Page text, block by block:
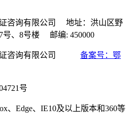
咨询有限公司 地址：洪山区野
号、8号楼 邮编: 450000
证咨询有限公司 备案号：鄂
号
、Edge、IE10及以上版本和360等